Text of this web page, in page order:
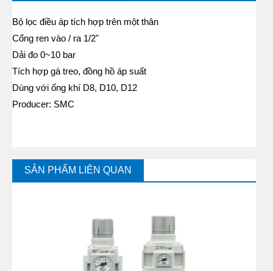
Bộ lọc điều áp tích hợp trên một thân
Cổng ren vào / ra 1/2"
Dải đo 0~10 bar
Tích hợp gá treo, đồng hồ áp suất
Dùng với ống khí D8, D10, D12
Producer: SMC
SẢN PHẨM LIÊN QUAN